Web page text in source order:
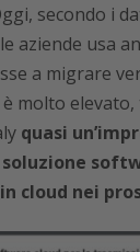
secondo i
aziende usa
a migrare
molto
quasi
cloud nei